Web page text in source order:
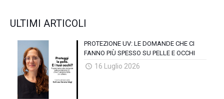
ULTIMI ARTICOLI
PROTEZIONE UV: LE DOMANDE CHE CI
FANNO PIÙ SPESSO SU PELLE E OCCHI
16 Luglio 2026